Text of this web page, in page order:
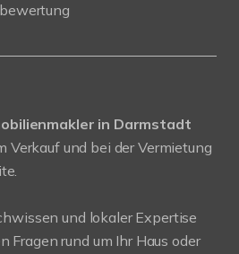
in Darmstadt
Verkauf und bei der Vermietung
und lokaler Expertise
Fragen rund um Ihr Haus oder